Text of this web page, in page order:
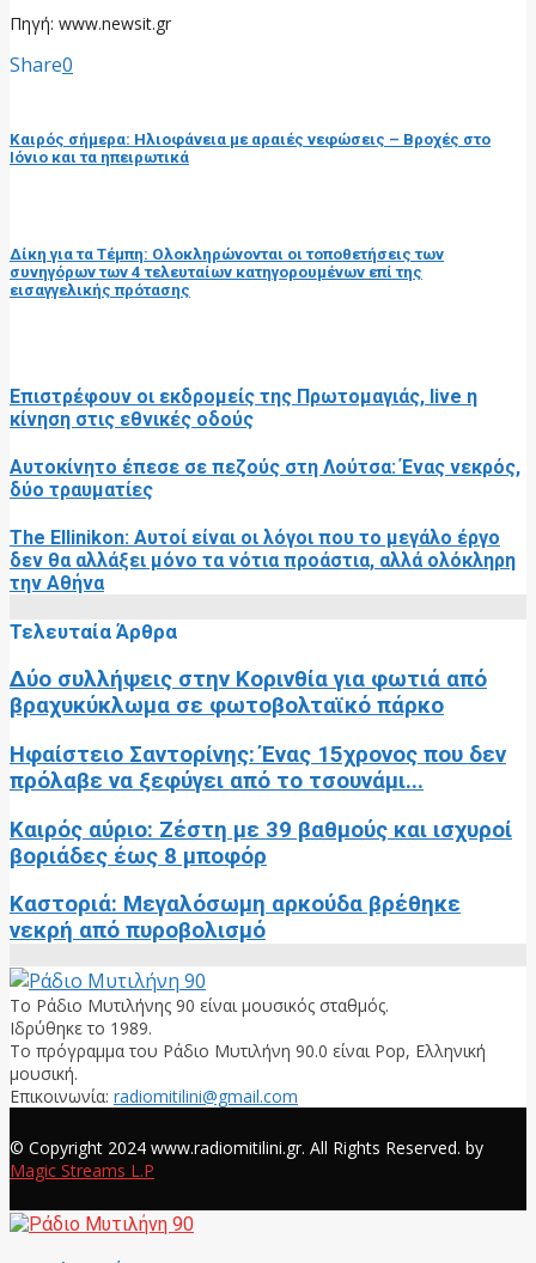
Πηγή: www.newsit.gr
Share0
Καιρός σήμερα: Ηλιοφάνεια με αραιές νεφώσεις – Βροχές στο
Ιόνιο και τα ηπειρωτικά
Δίκη για τα Τέμπη: Ολοκληρώνονται οι τοποθετήσεις των
συνηγόρων των 4 τελευταίων κατηγορουμένων επί της
εισαγγελικής πρότασης
Επιστρέφουν οι εκδρομείς της Πρωτομαγιάς, live η
κίνηση στις εθνικές οδούς
Αυτοκίνητο έπεσε σε πεζούς στη Λούτσα: Ένας νεκρός,
δύο τραυματίες
The Ellinikon: Αυτοί είναι οι λόγοι που το μεγάλο έργο
δεν θα αλλάξει μόνο τα νότια προάστια, αλλά ολόκληρη
την Αθήνα
Τελευταία Άρθρα
Δύο συλλήψεις στην Κορινθία για φωτιά από
βραχυκύκλωμα σε φωτοβολταϊκό πάρκο
Ηφαίστειο Σαντορίνης: Ένας 15χρονος που δεν
πρόλαβε να ξεφύγει από το τσουνάμι...
Καιρός αύριο: Ζέστη με 39 βαθμούς και ισχυροί
βοριάδες έως 8 μποφόρ
Καστοριά: Μεγαλόσωμη αρκούδα βρέθηκε
νεκρή από πυροβολισμό
Το Ράδιο Μυτιλήνης 90 είναι μουσικός σταθμός.
Ιδρύθηκε το 1989.
Το πρόγραμμα του Ράδιο Μυτιλήνη 90.0 είναι Pop, Ελληνική
μουσική.
Επικοινωνία: radiomitilini@gmail.com
© Copyright 2024 www.radiomitilini.gr. All Rights Reserved. by
Magic Streams L.P